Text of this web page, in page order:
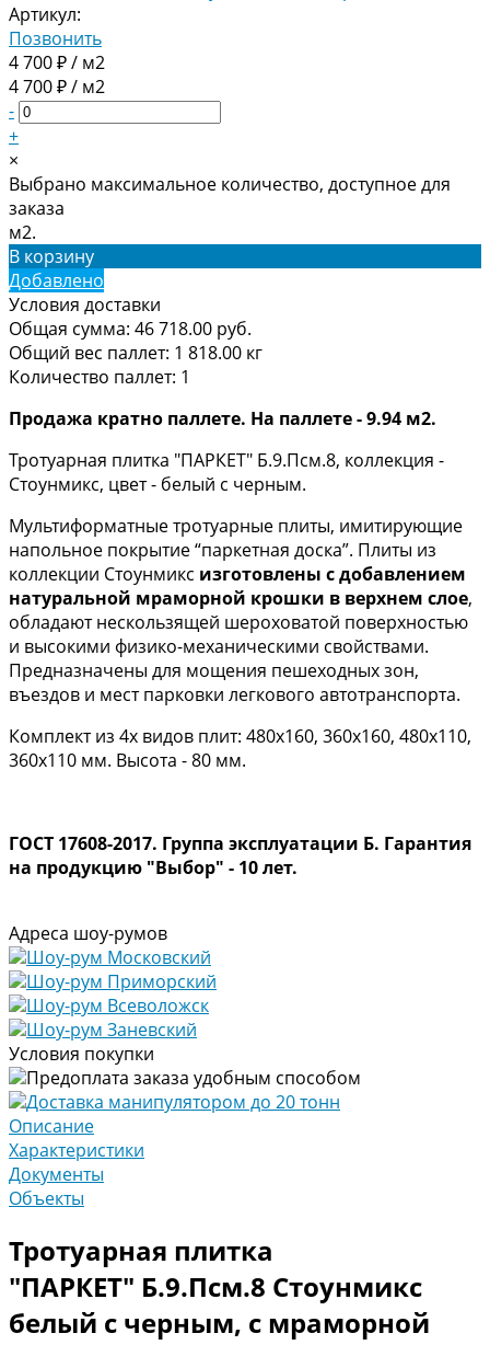
Артикул:
Позвонить
4 700 ₽ / м2
4 700 ₽ / м2
-
+
×
Выбрано максимальное количество, доступное для
заказа
м2.
В корзину
Добавлено
Условия доставки
Общая сумма: 46 718.00 руб.
Общий вес паллет: 1 818.00 кг
Количество паллет: 1
Продажа кратно паллете. На паллете - 9.94 м2.
Тротуарная плитка "ПАРКЕТ" Б.9.Псм.8, коллекция -
Стоунмикс, цвет - белый с черным.
Мультиформатные тротуарные плиты, имитирующие
напольное покрытие “паркетная доска”. Плиты из
коллекции Стоунмикс изготовлены с добавлением
натуральной мраморной крошки в верхнем слое,
обладают нескользящей шероховатой поверхностью
и высокими физико-механическими свойствами.
Предназначены для мощения пешеходных зон,
въездов и мест парковки легкового автотранспорта.
Комплект из 4х видов плит: 480х160, 360х160, 480х110,
360х110 мм. Высота - 80 мм.
ГОСТ 17608-2017. Группа эксплуатации Б. Гарантия
на продукцию "Выбор" - 10 лет.
Адреса шоу-румов
Шоу-рум Московский
Шоу-рум Приморский
Шоу-рум Всеволожск
Шоу-рум Заневский
Условия покупки
Предоплата заказа удобным способом
Доставка манипулятором до 20 тонн
Описание
Характеристики
Документы
Объекты
Тротуарная плитка
"ПАРКЕТ" Б.9.Псм.8 Стоунмикс
белый с черным, с мраморной